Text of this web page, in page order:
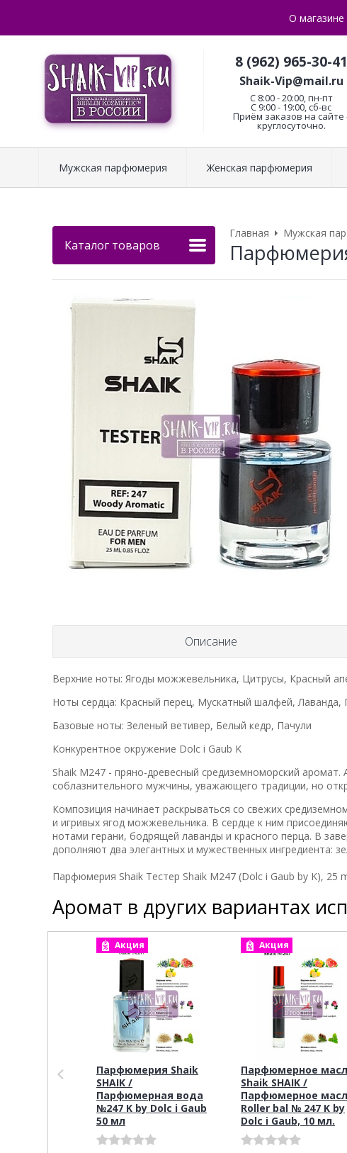
О магазине
8 (962) 965-30-41
Shaik-Vip@mail.ru
C 8:00 - 20:00, пн-пт
С 9:00 - 19:00, сб-вс
Приём заказов на сайте
круглосуточно.
Мужская парфюмерия Женская парфюмерия
Каталог товаров
Главная Мужская
Описание
Верхние ноты: Ягоды можжевельника, Цитрусы, Красный
Ноты сердца: Красный перец, Мускатный шалфей, Лаванда,
Базовые ноты: Зеленый ветивер, Белый кедр, Пачули
Конкурентное окружение Dolc i Gaub K
Shaik M247 - пряно-древесный средиземноморский
соблазнительного мужчины, уважающего традиции, но
Композиция начинает раскрываться со свежих
и игривых ягод можжевельника. В сердце к ним
нотами герани, бодрящей лаванды и красного перца. В
дополняют два элегантных и мужественных ингредиента:
Парфюмерия Shaik Тестер Shaik M247 (Dolc i Gaub by K), 25
Аромат в других вариантах
Акция
Парфюмерия Shaik
SHAIK /
Парфюмерная вода
№247 K by Dolc i Gaub
50 мл
Акция
Парфюмерное
Shaik SHAIK /
Парфюмерное
Roller bal № 247 K by
Dolc i Gaub, 10 мл.